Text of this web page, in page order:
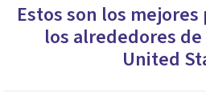
Estos son los
los alrededores de
United